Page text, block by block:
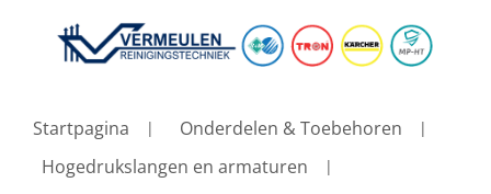
Startpagina
Onderdelen & Toebehoren
Hogedrukslangen en armaturen